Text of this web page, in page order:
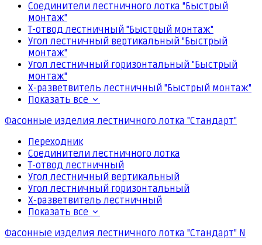
Соединители лестничного лотка "Быстрый
монтаж"
Т-отвод лестничный "Быстрый монтаж"
Угол лестничный вертикальный "Быстрый
монтаж"
Угол лестничный горизонтальный "Быстрый
монтаж"
Х-разветвитель лестничный "Быстрый монтаж"
Показать все
Фасонные изделия лестничного лотка "Стандарт"
Переходник
Соединители лестничного лотка
Т-отвод лестничный
Угол лестничный вертикальный
Угол лестничный горизонтальный
Х-разветвитель лестничный
Показать все
Фасонные изделия лестничного лотка "Стандарт" N